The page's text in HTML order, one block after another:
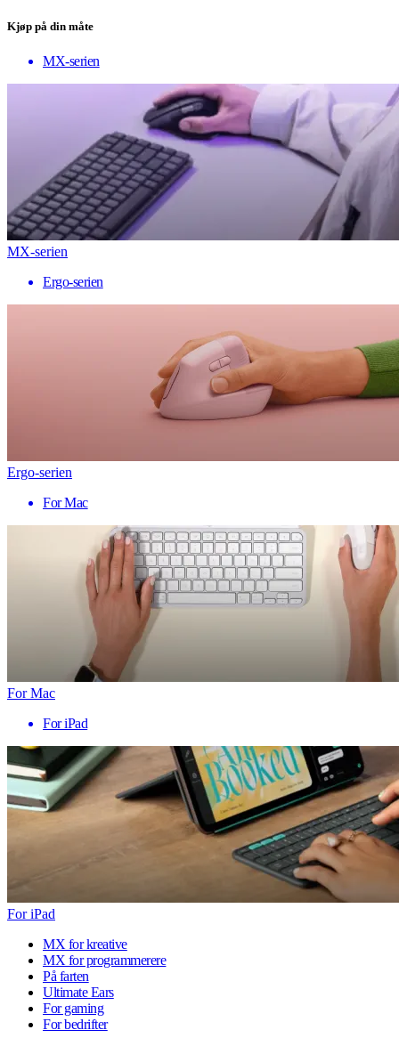
Kjøp på din måte
MX-serien
MX-serien
Ergo-serien
Ergo-serien
For Mac
For Mac
For iPad
For iPad
MX for kreative
MX for programmerere
På farten
Ultimate Ears
For gaming
For bedrifter